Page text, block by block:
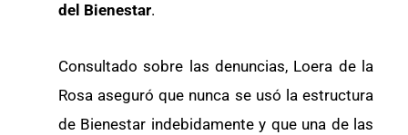
del Bienestar.
Consultado sobre las denuncias, Loera de la
Rosa aseguró que nunca se usó la estructura
de Bienestar indebidamente y que una de las